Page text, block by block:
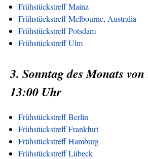
Frühstückstreff Mainz
Frühstückstreff Melbourne, Australia
Frühstückstreff Potsdam
Frühstückstreff Ulm
3. Sonntag des Monats
13:00 Uhr
Frühstückstreff Berlin
Frühstückstreff Frankfurt
Frühstückstreff Hamburg
Frühstückstreff Lübeck